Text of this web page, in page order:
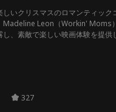
しいクリスマスのロマンティック
Madeline Leon（Workin' Moms
、素敵で楽しい映画体験を提供
327